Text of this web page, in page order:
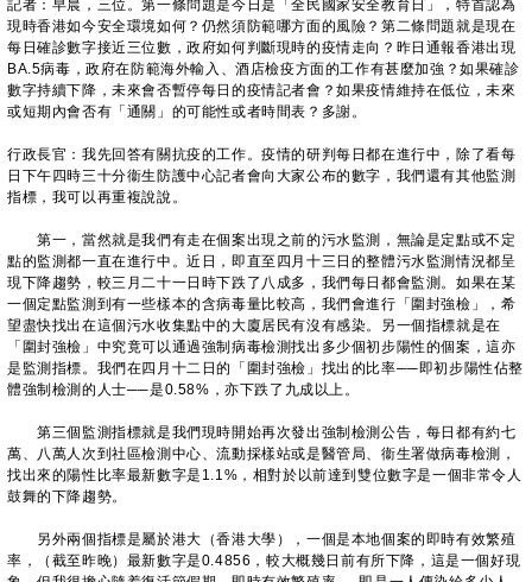
記者：早晨，三位。第一條問題是今日是「全民國家安全教育日」，特首認為
現時香港如今安全環境如何？仍然須防範哪方面的風險？第二條問題就是現在
每日確診數字接近三位數，政府如何判斷現時的疫情走向？昨日通報香港出現
BA.5病毒，政府在防範海外輸入、酒店檢疫方面的工作有甚麼加強？如果確診
數字持續下降，未來會否暫停每日的疫情記者會？如果疫情維持在低位，未來
或短期內會否有「通關」的可能性或者時間表？多謝。
行政長官：我先回答有關抗疫的工作。疫情的研判每日都在進行中，除了看每
日下午四時三十分衞生防護中心記者會向大家公布的數字，我們還有其他監測
指標，我可以再重複說說。
第一，當然就是我們有走在個案出現之前的污水監測，無論是定點或不定
點的監測都一直在進行中。近日，即直至四月十三日的整體污水監測情況都呈
現下降趨勢，較三月二十一日時下跌了八成多，我們每日都會監測。如果在某
一個定點監測到有一些樣本的含病毒量比較高，我們會進行「圍封強檢」，希
望盡快找出在這個污水收集點中的大廈居民有沒有感染。另一個指標就是在
「圍封強檢」中究竟可以通過強制病毒檢測找出多少個初步陽性的個案，這亦
是監測指標。我們在四月十二日的「圍封強檢」找出的比率──即初步陽性佔整
體強制檢測的人士──是0.58%，亦下跌了九成以上。
第三個監測指標就是我們現時開始再次發出強制檢測公告，每日都有約七
萬、八萬人次到社區檢測中心、流動採樣站或是醫管局、衞生署做病毒檢測，
找出來的陽性比率最新數字是1.1%，相對於以前達到雙位數字是一個非常令人
鼓舞的下降趨勢。
另外兩個指標是屬於港大（香港大學），一個是本地個案的即時有效繁殖
率，（截至昨晚）最新數字是0.4856，較大概幾日前有所下降，這是一個好現